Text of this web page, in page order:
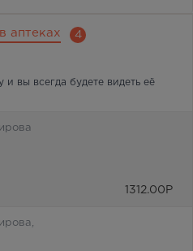
аптеках 4
и вы всегда будете видеть её
1312.00 Р